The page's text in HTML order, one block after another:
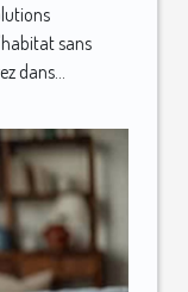
sans
dans...